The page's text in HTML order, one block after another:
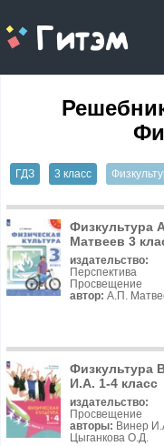
gitem.me
ГДЗ 3 класс
Физкультура
Матвеев 3
издательство:
Перспектива
Просвещение
автор: А.П.
Физкультура
И.А. 1-4 класс
издательство:
Просвещение
авторы: Винер
Цыганкова О.Д.